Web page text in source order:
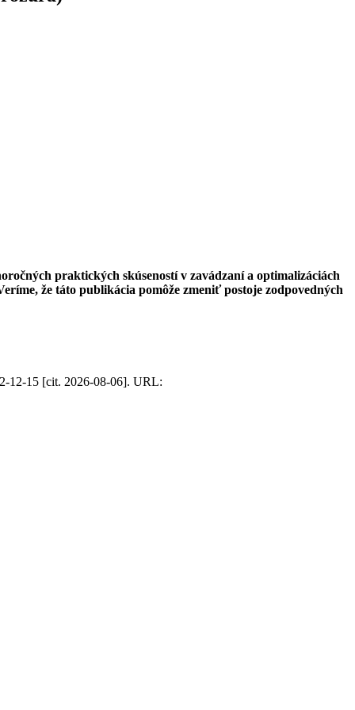
praktických skúseností v zavádzaní a optimalizáciách
že táto publikácia pomôže zmeniť postoje zodpovedných
12-15 [cit. 2026-08-06]. URL: